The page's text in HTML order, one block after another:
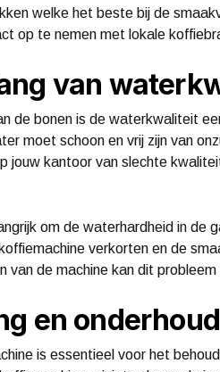
welke het beste bij de
op te nemen met lokale
van
de bonen is de waterkwaliteit
moet schoon en vrij zijn van
jouw kantoor van slechte
om de waterhardheid in de
verkorten en de
van de machine kan dit
en
is essentieel voor het